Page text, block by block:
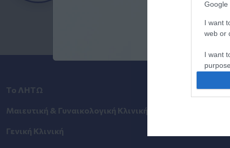
Google
I want
web or
I want
I want
I want
web
I want
Το ΛΗΤΩ
Μαιευτική & Γυναικολογική Κλινική
Γενική Κλινική